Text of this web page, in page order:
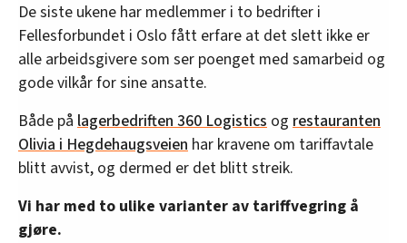
De siste ukene har medlemmer i to bedrifter i
Fellesforbundet i Oslo fått erfare at det slett ikke er
alle arbeidsgivere som ser poenget med samarbeid og
gode vilkår for sine ansatte.
Både på lagerbedriften 360 Logistics og restauranten
Olivia i Hegdehaugsveien har kravene om tariffavtale
blitt avvist, og dermed er det blitt streik.
Vi har med to ulike varianter av tariffvegring å
gjøre.